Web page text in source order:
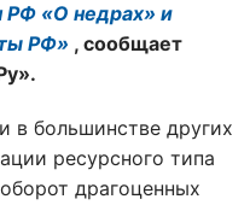
РФ «О недрах» и
РФ» , сообщает
в большинстве других
ресурсного типа
драгоценных